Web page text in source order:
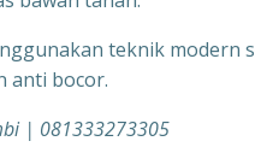
teknik
anti bocor.
| 081333273305